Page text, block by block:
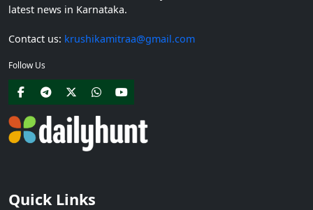
latest news in Karnataka.
Contact us: krushikamitraa@gmail.com
Follow Us
Quick Links